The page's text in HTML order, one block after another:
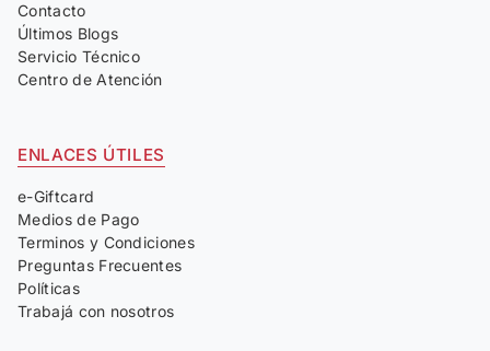
Contacto
Últimos Blogs
Servicio Técnico
Centro de Atención
ENLACES ÚTILES
e-Giftcard
Medios de Pago
Terminos y Condiciones
Preguntas Frecuentes
Políticas
Trabajá con nosotros